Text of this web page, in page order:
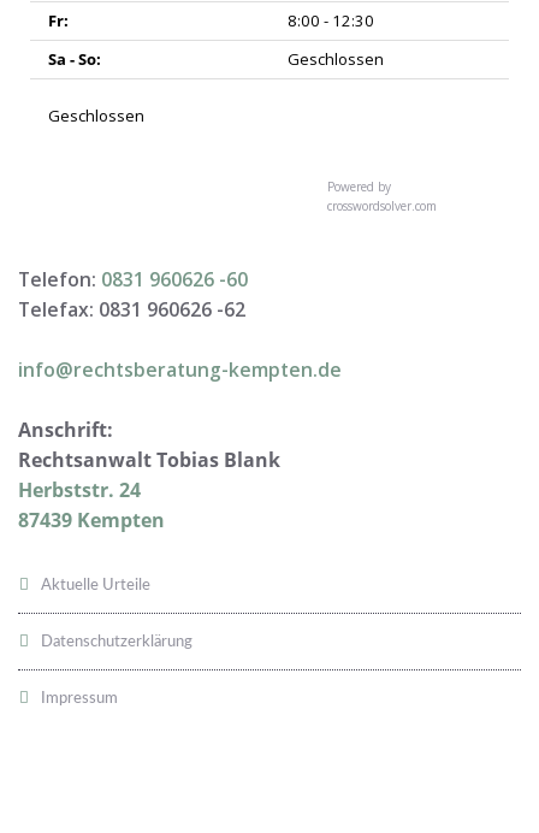
Fr:
8:00 - 12:30
Sa - So:
Geschlossen
Geschlossen
Powered by
crosswordsolver.com
Telefon: 0831 960626 -60
Telefax: 0831 960626 -62
info@rechtsberatung-kempten.de
Anschrift:
Rechtsanwalt Tobias Blank
Herbststr. 24
87439 Kempten
Aktuelle Urteile
Datenschutzerklärung
Impressum